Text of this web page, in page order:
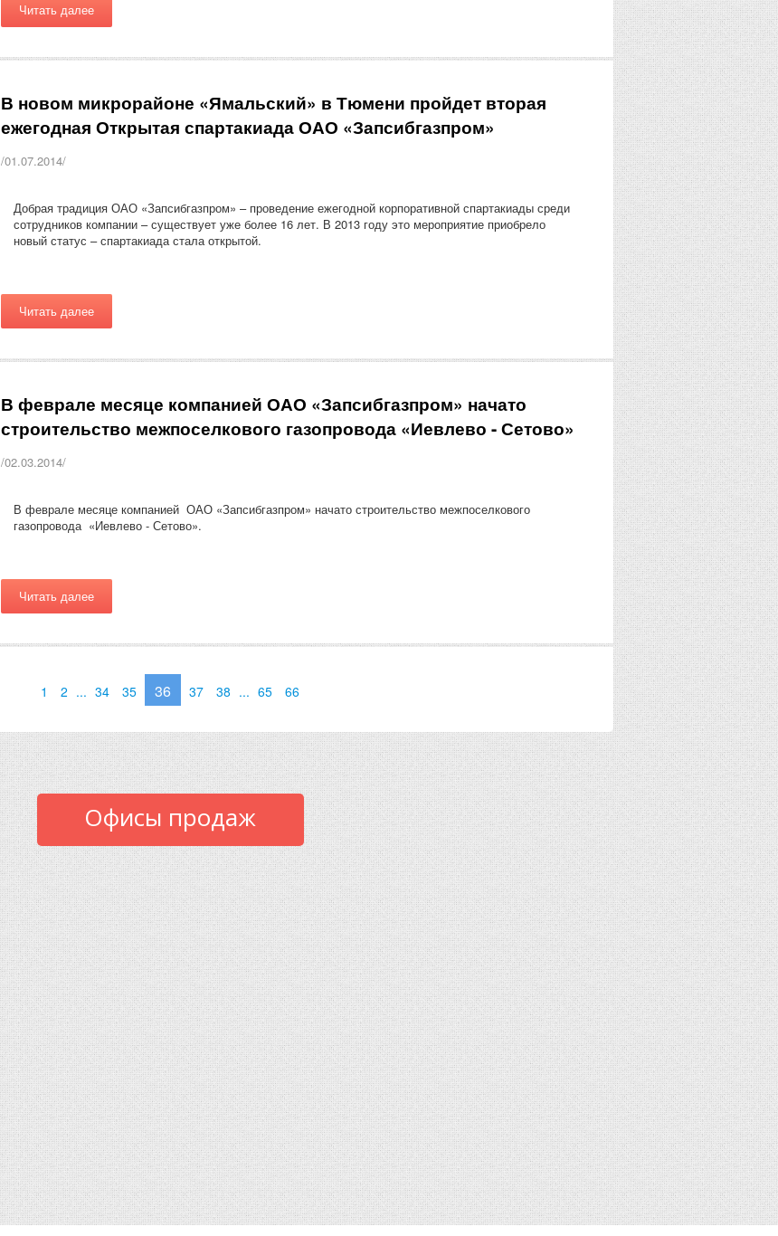
Читать далее
В новом микрорайоне «Ямальский» в Тюмени пройдет вторая
ежегодная Открытая спартакиада ОАО «Запсибгазпром»
/01.07.2014/
Добрая традиция ОАО «Запсибгазпром» – проведение ежегодной корпоративной спартакиады среди
сотрудников компании – существует уже более 16 лет. В 2013 году это мероприятие приобрело
новый статус – спартакиада стала открытой.
Читать далее
В феврале месяце компанией ОАО «Запсибгазпром» начато
строительство межпоселкового газопровода «Иевлево - Сетово»
/02.03.2014/
В феврале месяце компанией ОАО «Запсибгазпром» начато строительство межпоселкового
газопровода «Иевлево - Сетово».
Читать далее
1 2 ... 34 35 36 37 38 ... 65 66
Офисы продаж